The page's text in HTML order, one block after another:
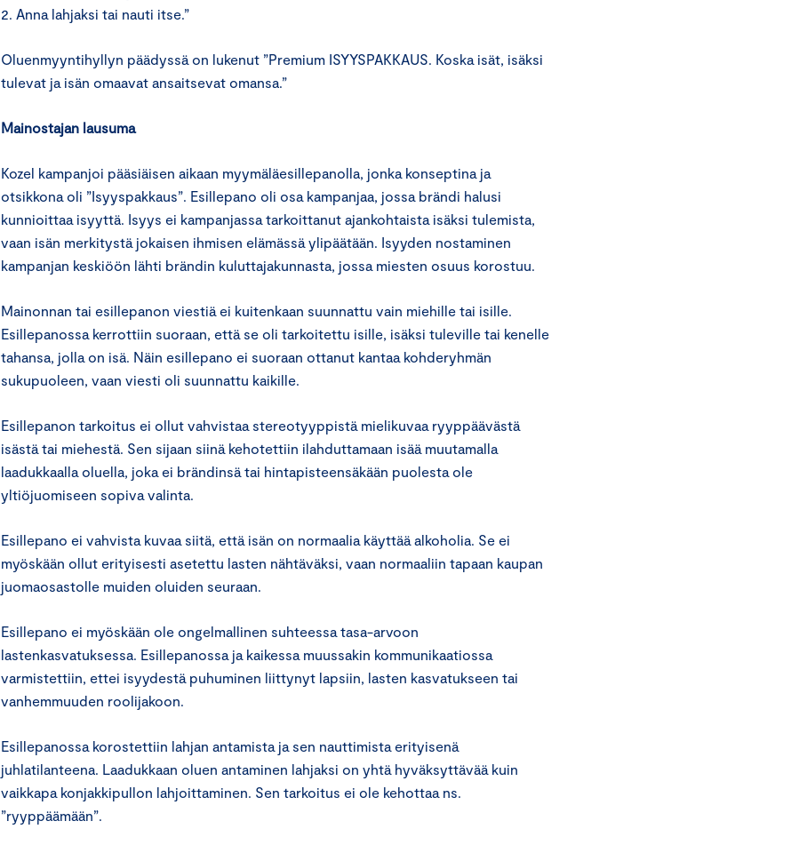
2. Anna lahjaksi tai nauti itse.”
Oluenmyyntihyllyn päädyssä on lukenut ”Premium ISYYSPAKKAUS. Koska isät, isäksi
tulevat ja isän omaavat ansaitsevat omansa.”
Mainostajan lausuma
Kozel kampanjoi pääsiäisen aikaan myymäläesillepanolla, jonka konseptina ja
otsikkona oli ”Isyyspakkaus”. Esillepano oli osa kampanjaa, jossa brändi halusi
kunnioittaa isyyttä. Isyys ei kampanjassa tarkoittanut ajankohtaista isäksi tulemista,
vaan isän merkitystä jokaisen ihmisen elämässä ylipäätään. Isyyden nostaminen
kampanjan keskiöön lähti brändin kuluttajakunnasta, jossa miesten osuus korostuu.
Mainonnan tai esillepanon viestiä ei kuitenkaan suunnattu vain miehille tai isille.
Esillepanossa kerrottiin suoraan, että se oli tarkoitettu isille, isäksi tuleville tai kenelle
tahansa, jolla on isä. Näin esillepano ei suoraan ottanut kantaa kohderyhmän
sukupuoleen, vaan viesti oli suunnattu kaikille.
Esillepanon tarkoitus ei ollut vahvistaa stereotyyppistä mielikuvaa ryyppäävästä
isästä tai miehestä. Sen sijaan siinä kehotettiin ilahduttamaan isää muutamalla
laadukkaalla oluella, joka ei brändinsä tai hintapisteensäkään puolesta ole
yltiöjuomiseen sopiva valinta.
Esillepano ei vahvista kuvaa siitä, että isän on normaalia käyttää alkoholia. Se ei
myöskään ollut erityisesti asetettu lasten nähtäväksi, vaan normaaliin tapaan kaupan
juomaosastolle muiden oluiden seuraan.
Esillepano ei myöskään ole ongelmallinen suhteessa tasa-arvoon
lastenkasvatuksessa. Esillepanossa ja kaikessa muussakin kommunikaatiossa
varmistettiin, ettei isyydestä puhuminen liittynyt lapsiin, lasten kasvatukseen tai
vanhemmuuden roolijakoon.
Esillepanossa korostettiin lahjan antamista ja sen nauttimista erityisenä
juhlatilanteena. Laadukkaan oluen antaminen lahjaksi on yhtä hyväksyttävää kuin
vaikkapa konjakkipullon lahjoittaminen. Sen tarkoitus ei ole kehottaa ns.
”ryyppäämään”.